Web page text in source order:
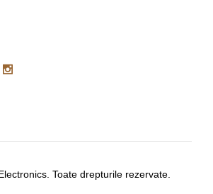
Toate drepturile rezervate.